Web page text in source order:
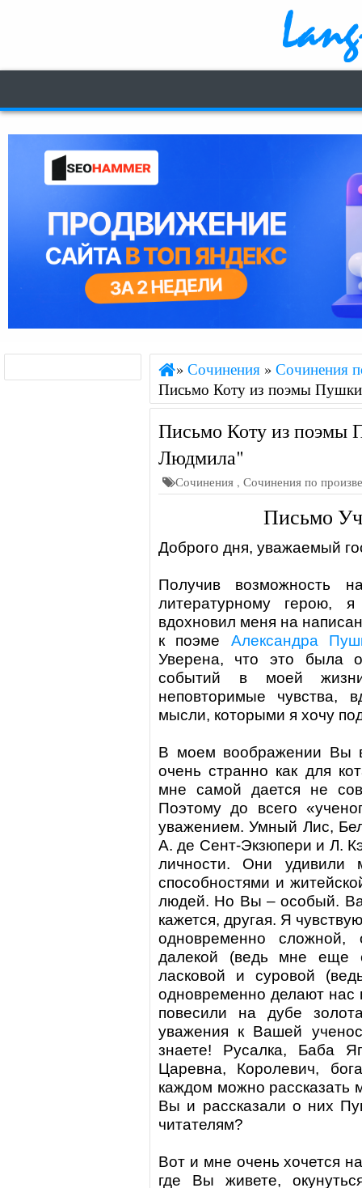
» Сочинения » Сочинения
Письмо Коту из поэмы
Письмо Коту из поэмы
Людмила"
Сочинения , Сочинения по
Письмо
Доброго дня, уважаемый
Получив возможность
литературному герою,
вдохновил меня на
к поэме
Александра
Уверена, что это была
событий в моей
неповторимые чувства,
мысли, которыми я хочу
В моем воображении Вы
очень странно как для
мне самой дается не
Поэтому до всего
уважением. Умный Лис,
А. де Сент-Экзюпери и Л.
личности. Они удивили
способностями и
людей. Но Вы – особый.
кажется, другая. Я
одновременно
далекой (ведь мне еще
ласковой и суровой
одновременно делают
повесили на дубе
уважения к Вашей
знаете! Русалка, Баба
Царевна, Королевич,
каждом можно рассказать
Вы и рассказали о них
читателям?
Вот и мне очень хочется
где Вы живете,